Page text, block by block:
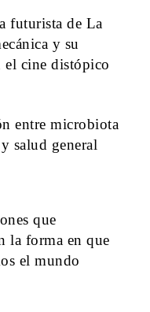
futurista de La
y su
el cine distópico
entre microbiota
salud general
que
la forma en que
el mundo